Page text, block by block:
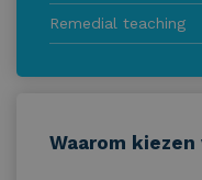
Remedial teaching
Waarom